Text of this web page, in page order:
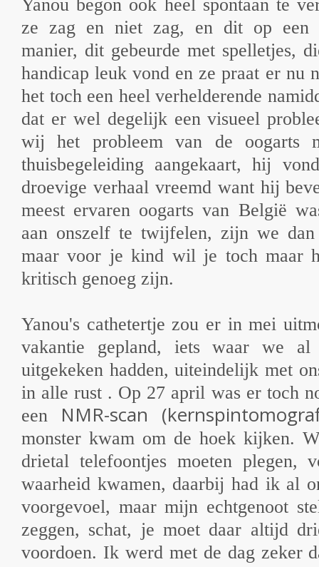
Yanou begon ook heel spontaan te
ze zag en niet zag, en dit op een
manier, dit gebeurde met spelletjes,
handicap leuk vond en ze praat er nu
het toch een heel verhelderende
dat er wel degelijk een visueel
wij het probleem van de oogarts
thuisbegeleiding aangekaart, hij
droevige verhaal vreemd want hij
meest ervaren oogarts van België
aan onszelf te twijfelen, zijn we dan
maar voor je kind wil je toch maar
kritisch genoeg zijn.
Yanou's cathetertje zou er in mei
vakantie gepland, iets waar we
uitgekeken hadden, uiteindelijk met
in alle rust . Op 27 april was er toch
een NMR-scan
monster kwam om de hoek kijken.
drietal telefoontjes moeten plegen,
waarheid kwamen, daarbij had ik al
voorgevoel, maar mijn echtgenoot
zeggen, schat, je moet daar altijd
voordoen. Ik werd met de dag zeker